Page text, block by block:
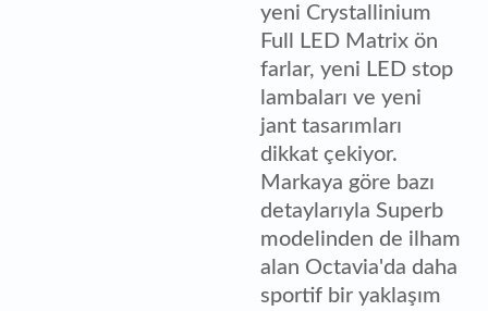
yeni Crystallinium
Full LED Matrix ön
farlar, yeni LED stop
lambaları ve yeni
jant tasarımları
dikkat çekiyor.
Markaya göre bazı
detaylarıyla Superb
modelinden de ilham
alan Octavia'da daha
sportif bir yaklaşım